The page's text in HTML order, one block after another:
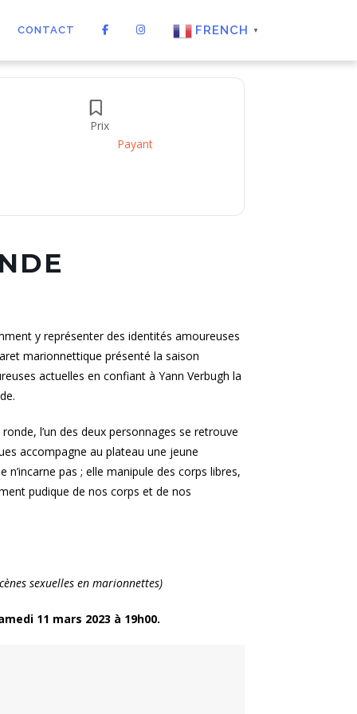
CONTACT FRENCH ▼
Prix
Payant
y représenter des identités amoureuses
marionnettique présenté la saison
actuelles en confiant à Yann Verbugh la
l’un des deux personnages se retrouve
accompagne au plateau une jeune
n’incarne pas ; elle manipule des corps libres,
pudique de nos corps et de nos
sexuelles en marionnettes)
11 mars 2023 à 19h00.